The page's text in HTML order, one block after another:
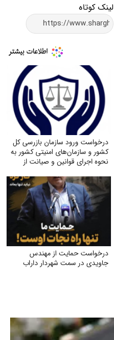
لینک کوتاه
درخواست ورود سازمان بازرسی کل
کشور و سازمان‌های امنیتی کشور به
نحوه اجرای قوانین و صیانت از
درخواست حمایت از مهندس
جاویدی در سمت شهردار داراب